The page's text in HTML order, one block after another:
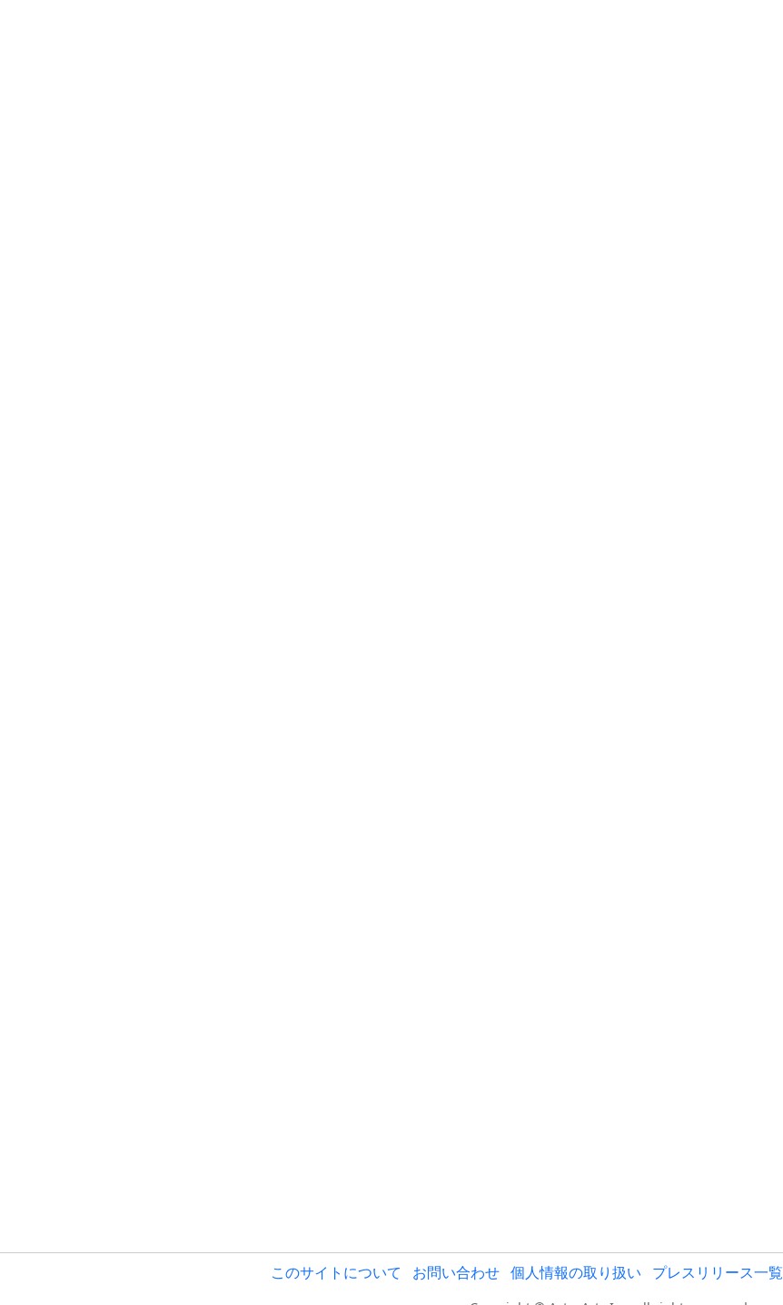
このサイトについて お問い合わせ 個人情報の取り扱い プレスリリース一覧